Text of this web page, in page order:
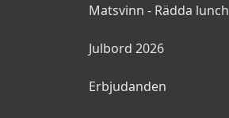
Matsvinn - Rädda lunch
Julbord 2026
Erbjudanden